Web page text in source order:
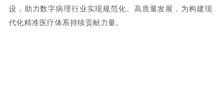
设，助力数字病理行业实现规范化、高质量发展，为构建现
代化精准医疗体系持续贡献力量。